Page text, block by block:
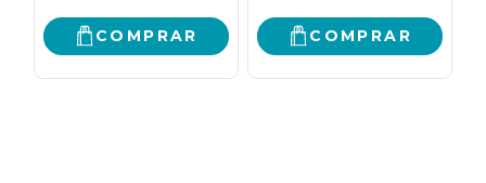
COMPRAR COMPRAR